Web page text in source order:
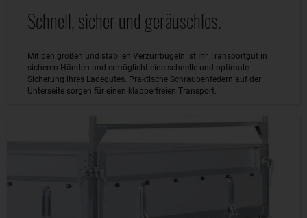
Schnell, sicher und geräuschlos.
Mit den großen und stabilen Verzurrbügeln ist Ihr Transportgut in
sicheren Händen und ermöglicht eine schnelle und optimale
Sicherung ihres Ladegutes. Praktische Schraubenfedern auf der
Unterseite sorgen für einen klapperfreien Transport.